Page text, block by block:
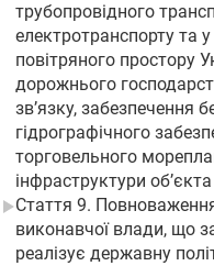
трубопровідного
електротранспорту та
повітряного простору
дорожнього
зв’язку, забезпечення
гідрографічного
торговельного
інфраструктури
Стаття 9.
виконавчої влади, що
реалізує державну